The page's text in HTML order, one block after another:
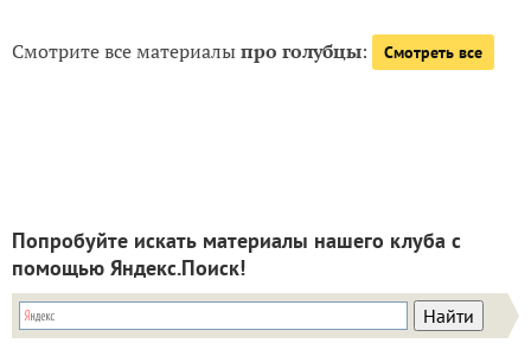
Смотрите все материалыпро голубцы: Смотреть все
Попробуйте искать материалы нашего клуба с
помощью Яндекс.Поиск!